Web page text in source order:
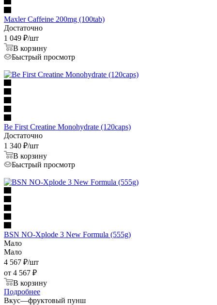
Maxler Caffeine 200mg (100tab)
Достаточно
1 049 ₽/шт
В корзину
Быстрый просмотр
Be First Creatine Monohydrate (120caps)
Достаточно
1 340 ₽/шт
В корзину
Быстрый просмотр
BSN NO-Xplode 3 New Formula (555g)
Мало
Мало
4 567 ₽/шт
от 4 567 ₽
В корзину
Подробнее
Вкус—фруктовый пунш